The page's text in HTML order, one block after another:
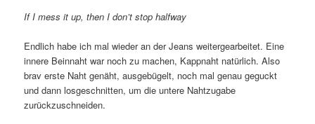
If I mess it up, then I don’t stop halfway
Endlich habe ich mal wieder an der Jeans weitergearbeitet. Eine
innere Beinnaht war noch zu machen, Kappnaht natürlich. Also
brav erste Naht genäht, ausgebügelt, noch mal genau geguckt
und dann losgeschnitten, um die untere Nahtzugabe
zurückzuschneiden.